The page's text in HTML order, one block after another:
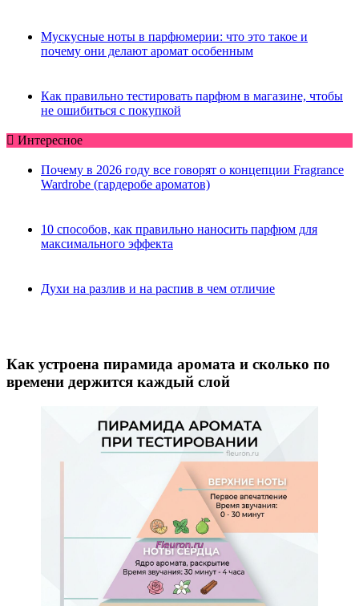
Мускусные ноты в парфюмерии: что это такое и
почему они делают аромат особенным
Как правильно тестировать парфюм в магазине, чтобы
не ошибиться с покупкой
Интересное
Почему в 2026 году все говорят о концепции Fragrance
Wardrobe (гардеробе ароматов)
10 способов, как правильно наносить парфюм для
максимального эффекта
Духи на разлив и на распив в чем отличие
Как устроена пирамида аромата и сколько по
времени держится каждый слой